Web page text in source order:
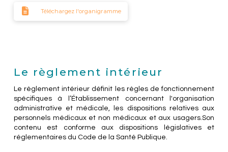
Téléchargez l'organigramme
Le règlement intérieur
Le règlement intérieur définit les règles de fonctionnement
spécifiques à l’Établissement concernant l'organisation
administrative et médicale, les dispositions relatives aux
personnels médicaux et non médicaux et aux usagers.Son
contenu est conforme aux dispositions législatives et
réglementaires du Code de la Santé Publique.